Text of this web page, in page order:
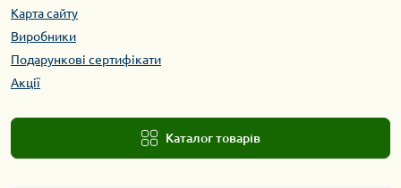
Карта сайту
Виробники
Подарункові сертифікати
Акції
Каталог товарів